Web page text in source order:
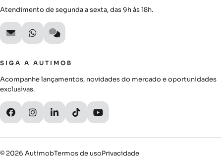
Atendimento de segunda a sexta, das 9h às 18h.
SIGA A AUTIMOB
Acompanhe lançamentos, novidades do mercado e oportunidades
exclusivas.
© 2026 AutimobTermos de usoPrivacidade